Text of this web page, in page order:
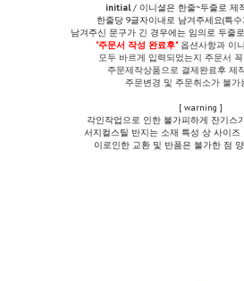
initial/ 이니셜은 한줄~두줄로 제
한줄당 9글자이내로 남겨주세요(특
남겨주신 문구가 긴 경우에는 임의로 두줄
"주문서 작성 완료후" 옵션사항과 이
모두 바르게 입력되었는지 주문서
주문제작상품으로 결제완료후 제
주문변경 및 주문취소가 불가
[ warning ]
각인작업으로 인한 불가피하게 잔기스
서지컬스틸 반지는 소재 특성 상 사이즈
이로인한 교환 및 반품은 불가한 점